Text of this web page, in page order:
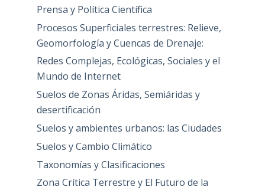
Prensa y Política Científica
Procesos Superficiales terrestres: Relieve,
Geomorfología y Cuencas de Drenaje:
Redes Complejas, Ecológicas, Sociales y el
Mundo de Internet
Suelos de Zonas Áridas, Semiáridas y
desertificación
Suelos y ambientes urbanos: las Ciudades
Suelos y Cambio Climático
Taxonomías y Clasificaciones
Zona Crítica Terrestre y El Futuro de la